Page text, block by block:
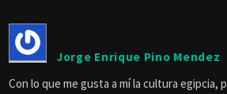
Jorge Enrique Pino Mendez
Con lo que me gusta a mí la cultura egipcia,